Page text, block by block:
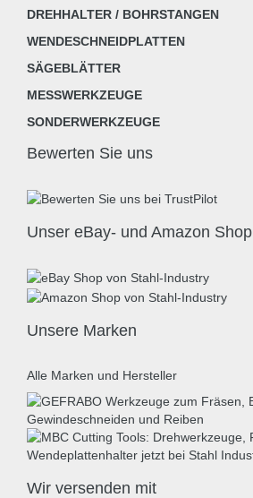
DREHHALTER / BOHRSTANGEN
WENDESCHNEIDPLATTEN
SÄGEBLÄTTER
MESSWERKZEUGE
SONDERWERKZEUGE
Bewerten Sie uns
Unser eBay- und Amazon Shop
Unsere Marken
Alle Marken und Hersteller
Wir versenden mit